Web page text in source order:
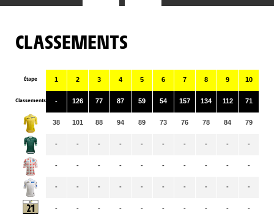
CLASSEMENTS
Étape
Classements
1
-
38
-
-
-
-
2
126
101
-
-
-
-
3
77
88
-
-
-
-
4
87
94
-
-
-
-
5
59
89
-
-
-
-
6
54
73
-
-
-
-
7
157
76
-
-
-
-
8
134
78
-
-
-
-
9
112
84
-
-
-
-
10
71
79
-
-
-
-